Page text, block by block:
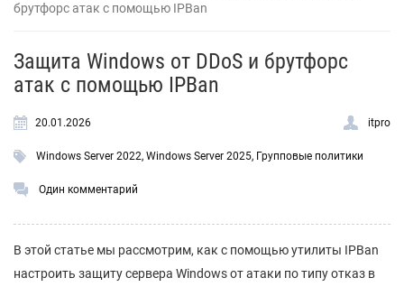
брутфорс атак с помощью IPBan
Защита Windows от DDoS и брутфорс
атак с помощью IPBan
20.01.2026 itpro
Windows Server 2022, Windows Server 2025, Групповые политики
Один комментарий
В этой статье мы рассмотрим, как с помощью утилиты IPBan
настроить защиту сервера Windows от атаки по типу отказ в